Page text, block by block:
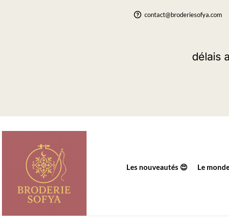
contact@broderiesofya.com
délais
Les nouveautés 😍 Le